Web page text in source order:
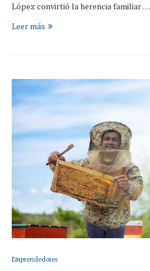
López convirtió la herencia familiar …
Leer más
Emprendedores